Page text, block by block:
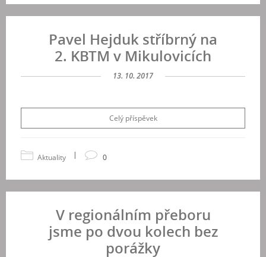
Pavel Hejduk stříbrný na
2. KBTM v Mikulovicích
13. 10. 2017
Celý příspěvek
Aktuality | 0
V regionálním přeboru
jsme po dvou kolech bez
porážky